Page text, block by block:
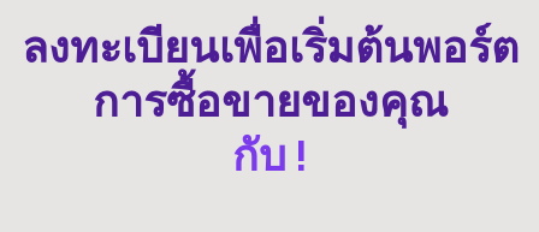
ลงทะเบียนเพื่อเริ่มต้นพอร์ต
การซื้อขายของคุณ
กับ !